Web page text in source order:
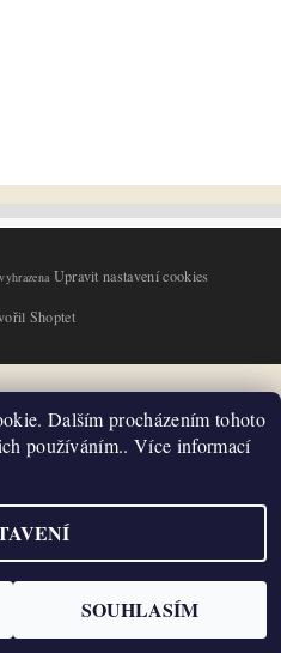
Upravit nastavení cookies
Shoptet
Dalším procházením tohoto
používáním.. Více informací
SOUHLASÍM